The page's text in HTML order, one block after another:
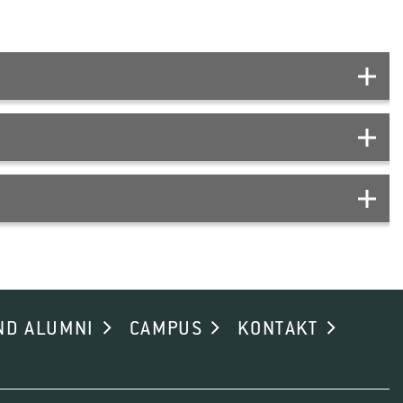
i> sp. Against <i>Dalbulus maidis</i>.
application of a new entomophthoralean fungus for
HORTICULTURAL
ALUMNI CAMPUS
KONTAKT